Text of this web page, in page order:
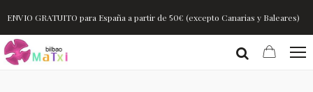
ENVIO GRATUITO para España a partir de 50€ (excepto Canarias y Baleares)